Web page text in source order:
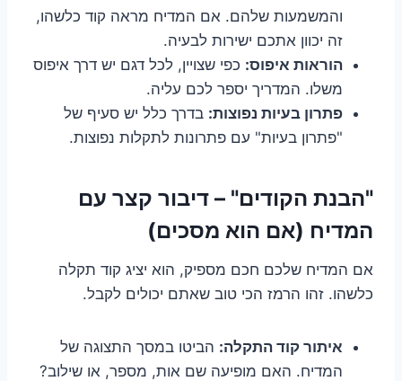
והמשמעות שלהם. אם המדיח מראה קוד כלשהו,
זה יכוון אתכם ישירות לבעיה.
הוראות איפוס: כפי שצויין, לכל דגם יש דרך איפוס
משלו. המדריך יספר לכם עליה.
פתרון בעיות נפוצות: בדרך כלל יש סעיף של
"פתרון בעיות" עם פתרונות לתקלות נפוצות.
"הבנת הקודים" – דיבור קצר עם
המדיח (אם הוא מסכים)
אם המדיח שלכם חכם מספיק, הוא יציג קוד תקלה
כלשהו. זהו הרמז הכי טוב שאתם יכולים לקבל.
איתור קוד התקלה: הביטו במסך התצוגה של
המדיח. האם מופיעה שם אות, מספר, או שילוב?